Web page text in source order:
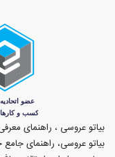
بیاتو عروسی ، راهنمای
بیاتو عروسی، راهنمای